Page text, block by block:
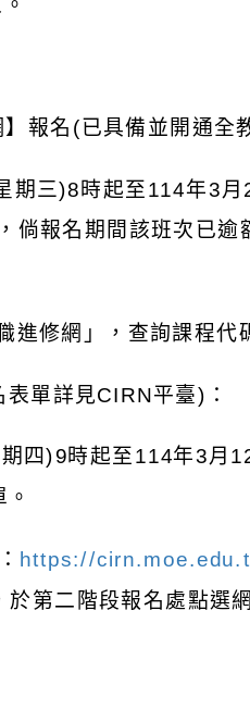
報名 (已具備並開通全
期三)8時起至114年3月
倘報名期間該班次已
進修網」，查詢課程代
表單詳見CIRN平臺) ：
四)9時起至 114年3月
https://
於第二階段報名處點選